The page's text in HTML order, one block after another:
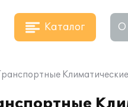
Каталог О